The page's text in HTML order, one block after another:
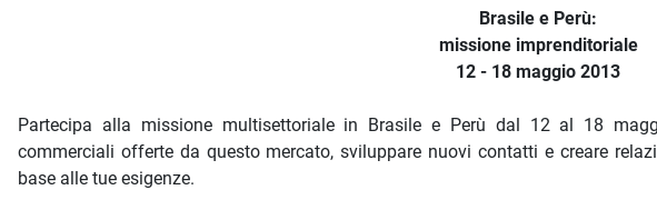
Brasile e Perù:
missione imprenditoriale
12 - 18 maggio 2013
Partecipa alla missione multisettoriale in Brasile e Perù dal 12 al 18
commerciali offerte da questo mercato, sviluppare nuovi contatti e creare
base alle tue esigenze.